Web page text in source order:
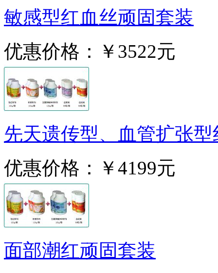
敏感型红血丝顽固套装
优惠价格：
￥3522元
先天遗传型、血管扩张
优惠价格：
￥4199元
面部潮红顽固套装